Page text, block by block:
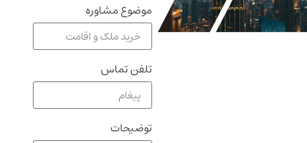
موضوع مشاوره